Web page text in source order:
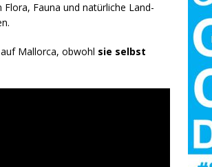
Flo­ra, Fau­na und natür­li­che Land­
Mal­lor­ca, obwohl sie selbst